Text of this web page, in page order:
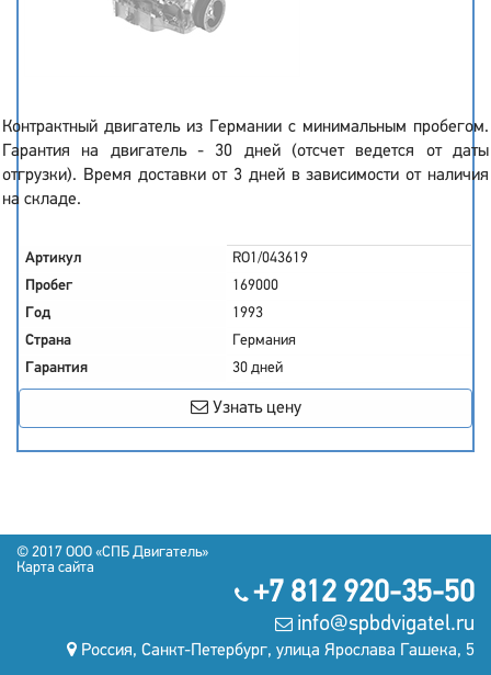
Контрактный двигатель из Германии с минимальным пробегом.
Гарантия на двигатель - 30 дней (отсчет ведется от даты
отгрузки). Время доставки от 3 дней в зависимости от наличия
на складе.
Артикул
RO1/043619
Пробег
169000
Год
1993
Страна
Германия
Гарантия
30 дней
Узнать цену
© 2017 OOO «СПБ Двигатель»
Карта сайта
+7 812 920-35-50
info@spbdvigatel.ru
Россия, Санкт-Петербург, улица Ярослава Гашека, 5